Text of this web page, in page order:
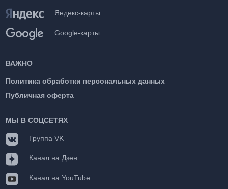
Яндекс-карты
Google-карты
ВАЖНО
Политика обработки персональных данных
Публичная оферта
МЫ В СОЦСЕТЯХ
Группа VK
Канал на Дзен
Канал на YouTube